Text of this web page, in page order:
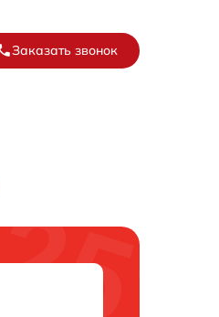
Заказать звонок